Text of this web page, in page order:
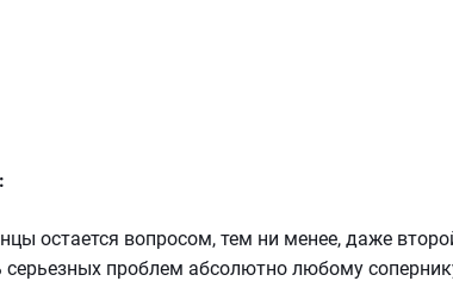
остается вопросом, тем ни менее, даже
серьезных проблем абсолютно любому